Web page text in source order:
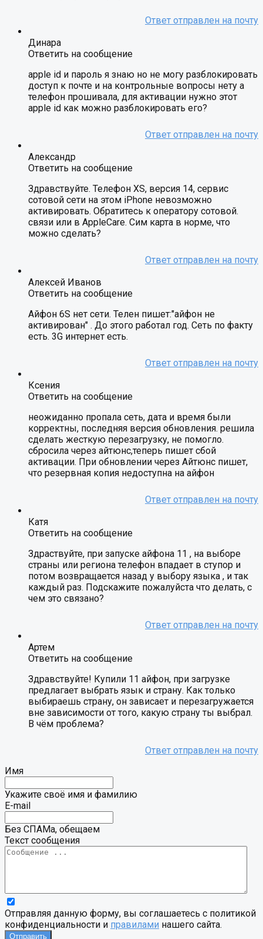
Динара
Ответить на сообщение
apple id и пароль я знаю но не могу разблокировать
доступ к почте и на контрольные вопросы нету а
телефон прошивала, для активации нужно этот
apple id как можно разблокировать его?
Александр
Ответить на сообщение
Здравствуйте. Телефон XS, версия 14, сервис
сотовой сети на этом iPhone невозможно
активировать. Обратитесь к оператору сотовой.
связи или в AppleCare. Сим карта в норме, что
можно сделать?
Алексей Иванов
Ответить на сообщение
Айфон 6S нет сети. Телен пишет:"айфон не
активирован" . До этого работал год. Сеть по факту
есть. 3G интернет есть.
Ксения
Ответить на сообщение
неожиданно пропала сеть, дата и время были
корректны, последняя версия обновления. решила
сделать жесткую перезагрузку, не помогло.
сбросила через айтюнс,теперь пишет сбой
активации. При обновлении через Айтюнс пишет,
что резервная копия недоступна на айфон
Катя
Ответить на сообщение
Здраствуйте, при запуске айфона 11 , на выборе
страны или региона телефон впадает в ступор и
потом возвращается назад у выбору языка , и так
каждый раз. Подскажите пожалуйста что делать, с
чем это связано?
Артем
Ответить на сообщение
Здравствуйте! Купили 11 айфон, при загрузке
предлагает выбрать язык и страну. Как только
выбираешь страну, он зависает и перезагружается
вне зависимости от того, какую страну ты выбрал.
В чём проблема?
Имя
Укажите своё имя и фамилию
E-mail
Без СПАМа, обещаем
Текст сообщения
Отправляя данную форму, вы соглашаетесь с политикой
конфиденциальности и правилами нашего сайта.